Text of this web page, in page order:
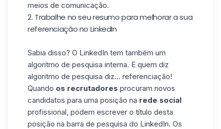
meios de comunicação.
2. Trabalhe no seu resumo para melhorar a sua
referenciação no LinkedIn
Sabia disso? O LinkedIn tem também um
algoritmo de pesquisa interna. E quem diz
algoritmo de pesquisa diz... referenciação!
Quando os recrutadores procuram novos
candidatos para uma posição na rede social
profissional, podem escrever o título desta
posição na barra de pesquisa do LinkedIn. Os